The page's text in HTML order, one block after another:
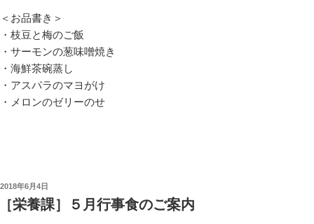
＜お品書き＞
・枝豆と梅のご飯
・サーモンの葱味噌焼き
・海鮮茶碗蒸し
・アスパラのマヨがけ
・メロンのゼリーのせ
投
日:
2018年6月4日
栄養課］５月行事食のご案内